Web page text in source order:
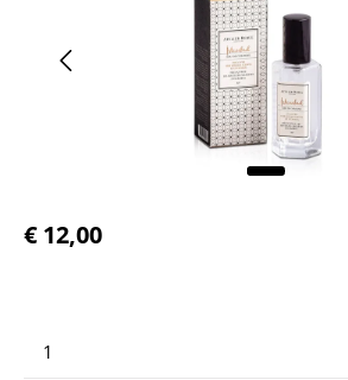
Normale prijs:
€ 12,00
Producthoeveelheid: Voer de